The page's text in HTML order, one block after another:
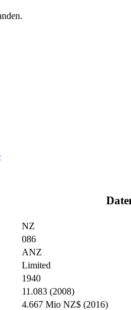
NZ
086
ANZ
Limited
1940
11.083 (2008)
4.667 Mio NZ$ (2016)